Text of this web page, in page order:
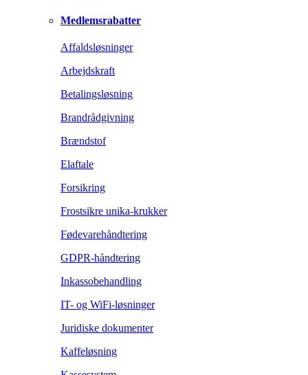
Medlemsrabatter
Affaldsløsninger
Arbejdskraft
Betalingsløsning
Brandrådgivning
Brændstof
Elaftale
Forsikring
Frostsikre unika-krukker
Fødevarehåndtering
GDPR-håndtering
Inkassobehandling
IT- og WiFi-løsninger
Juridiske dokumenter
Kaffeløsning